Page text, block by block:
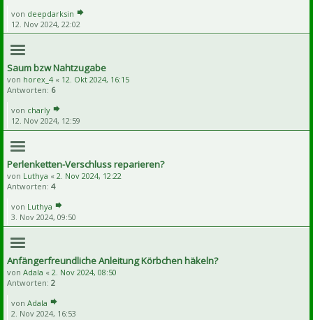
von deepdarksin
12. Nov 2024, 22:02
Saum bzw Nahtzugabe
von horex_4 « 12. Okt 2024, 16:15
Antworten: 6
von charly
12. Nov 2024, 12:59
Perlenketten-Verschluss reparieren?
von Luthya « 2. Nov 2024, 12:22
Antworten: 4
von Luthya
3. Nov 2024, 09:50
Anfängerfreundliche Anleitung Körbchen häkeln?
von Adala « 2. Nov 2024, 08:50
Antworten: 2
von Adala
2. Nov 2024, 16:53